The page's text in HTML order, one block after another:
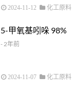
2024-11-12 化工原料
5-甲氧基吲哚 98%
- 2年前
2024-11-07 化工原料